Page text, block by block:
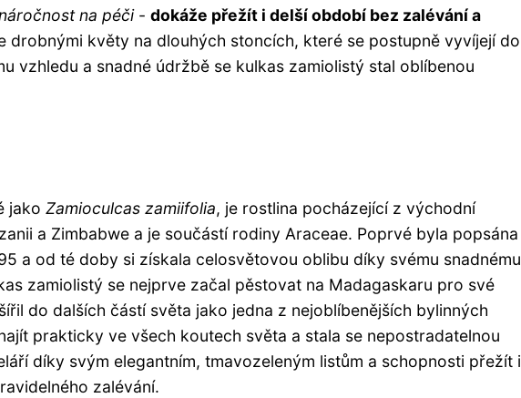
na péči- dokáže přežít i delší období bez zalévání a
drobnými květy na dlouhých stoncích, které se postupně vyvíjejí do
vzhledu a snadné údržbě se kulkas zamiolistý stal oblíbenou
jako Zamioculcas zamiifolia, je rostlina pocházející z východní
a Zimbabwe a je součástí rodiny Araceae. Poprvé byla popsána
a od té doby si získala celosvětovou oblibu díky svému snadnému
zamiolistý se nejprve začal pěstovat na Madagaskaru pro své
do dalších částí světa jako jedna z nejoblíbenějších bylinných
prakticky ve všech koutech světa a stala se nepostradatelnou
díky svým elegantním, tmavozeleným listům a schopnosti přežít i
zalévání.